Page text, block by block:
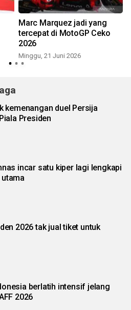
Marc Marquez jadi yang
tercepat di MotoGP Ceko
2026
Minggu, 21 Juni 2026
kemenangan duel Persija
Presiden
incar satu kiper lagi lengkapi
2026 tak jual tiket untuk
berlatih intensif jelang
2026